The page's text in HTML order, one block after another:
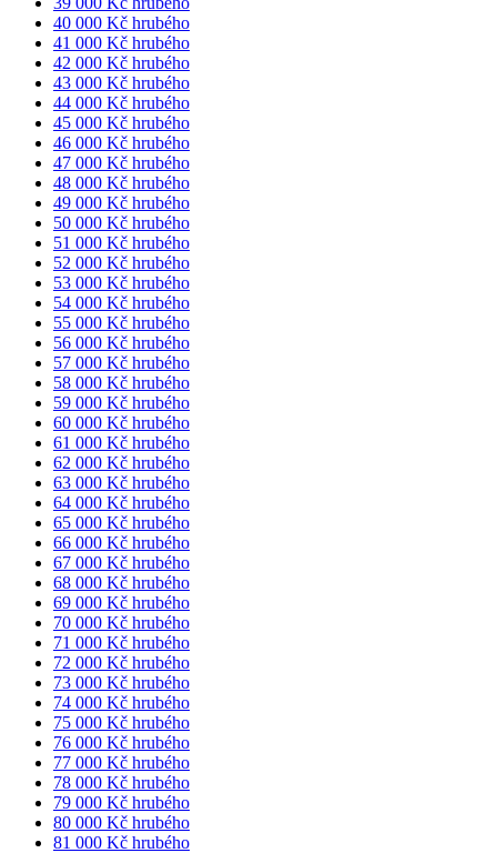
40 000 Kč hrubého
41 000 Kč hrubého
42 000 Kč hrubého
43 000 Kč hrubého
44 000 Kč hrubého
45 000 Kč hrubého
46 000 Kč hrubého
47 000 Kč hrubého
48 000 Kč hrubého
49 000 Kč hrubého
50 000 Kč hrubého
51 000 Kč hrubého
52 000 Kč hrubého
53 000 Kč hrubého
54 000 Kč hrubého
55 000 Kč hrubého
56 000 Kč hrubého
57 000 Kč hrubého
58 000 Kč hrubého
59 000 Kč hrubého
60 000 Kč hrubého
61 000 Kč hrubého
62 000 Kč hrubého
63 000 Kč hrubého
64 000 Kč hrubého
65 000 Kč hrubého
66 000 Kč hrubého
67 000 Kč hrubého
68 000 Kč hrubého
69 000 Kč hrubého
70 000 Kč hrubého
71 000 Kč hrubého
72 000 Kč hrubého
73 000 Kč hrubého
74 000 Kč hrubého
75 000 Kč hrubého
76 000 Kč hrubého
77 000 Kč hrubého
78 000 Kč hrubého
79 000 Kč hrubého
80 000 Kč hrubého
81 000 Kč hrubého